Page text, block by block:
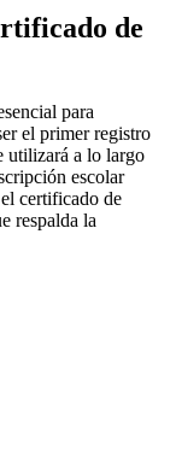
de
para
el primer registro
utilizará a lo largo
escolar
certificado de
respalda la